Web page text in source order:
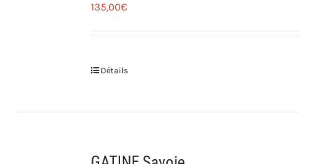
135,00€
Détails